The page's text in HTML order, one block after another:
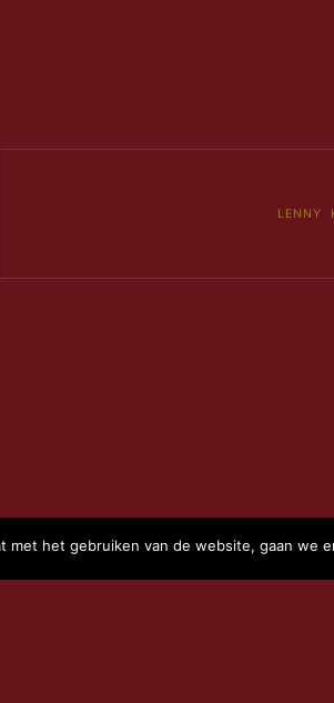
LENNY
het gebruiken van de website, gaan we